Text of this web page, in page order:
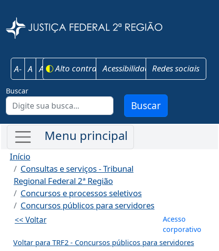
A- A A+ Alto contrasteAcessibilidadeRedes sociais
Buscar
Buscar
Início
Consultas e serviços - Tribunal
Regional Federal 2ª Região
Concursos e processos seletivos
Concursos públicos para servidores
<< Voltar Menu de
Acesso
corporativo
Voltar para TRF2 - Concursos públicos para servidores